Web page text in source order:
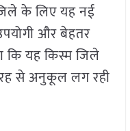
के लिए यह नई
और बेहतर
कि यह किस्म जिले
से अनुकूल लग रही